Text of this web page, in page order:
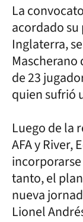
La
acordado su
Inglaterra,
de 23
quien sufrió
Luego de la
AFA y River,
tanto, el
nueva
Lionel